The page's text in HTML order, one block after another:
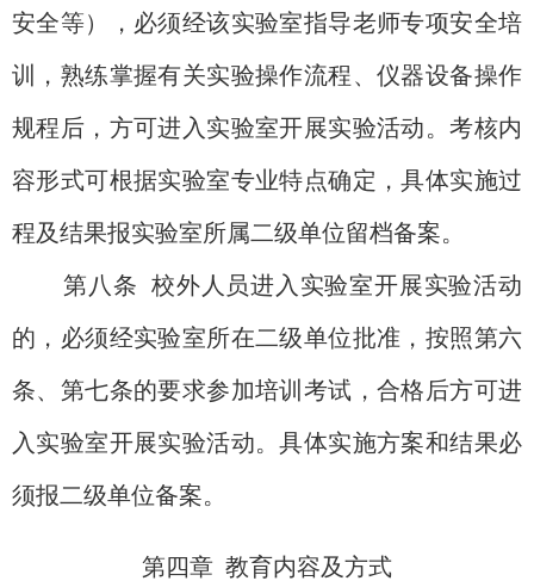
安全等），必须经该实验室指导老师专项安全培
训，熟练掌握有关实验操作流程、仪器设备操作
规程后，方可进入实验室开展实验活动。考核内
容形式可根据实验室专业特点确定，具体实施过
程及结果报实验室所属二级单位留档备案。
第八条 校外人员进入实验室开展实验活动
的，必须经实验室所在二级单位批准，按照第六
条、第七条的要求参加培训考试，合格后方可进
入实验室开展实验活动。具体实施方案和结果必
须报二级单位备案。
第四章 教育内容及方式